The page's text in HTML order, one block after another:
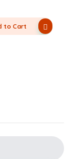
to Cart